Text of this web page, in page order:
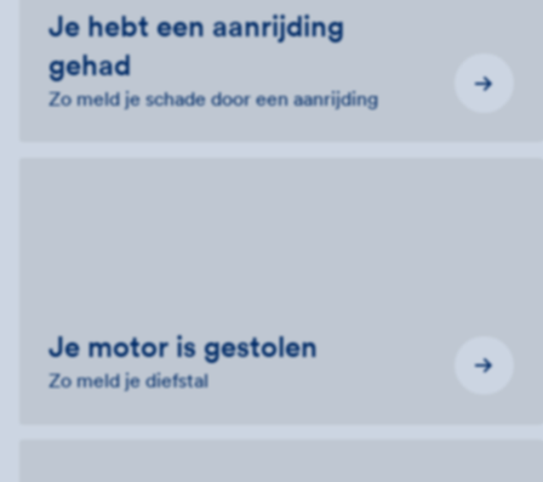
Je hebt een aanrijding
gehad
Zo meld je schade door een aanrijding
Je motor is gestolen
Zo meld je diefstal